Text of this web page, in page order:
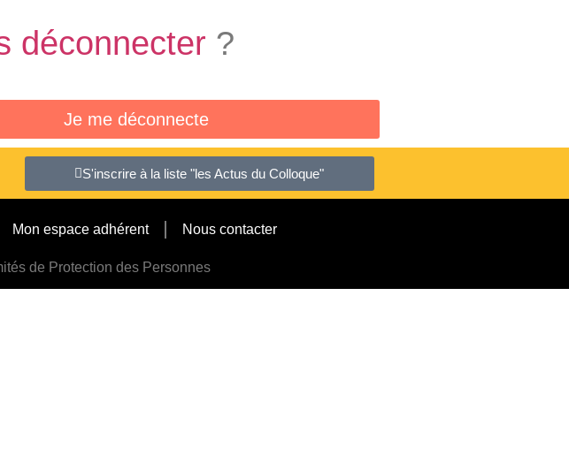
déconnecter ?
Je me déconnecte
S'inscrire à la liste "les Actus du Colloque"
Mon espace adhérent Nous contacter
de Protection des Personnes